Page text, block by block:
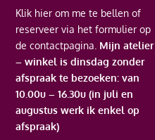
Klik hier om me te bellen of
reserveer via het formulier op
de contactpagina. Mijn atelier
– winkel is dinsdag zonder
afspraak te bezoeken: van
10.00u – 16.30u (in juli en
augustus werk ik enkel op
afspraak)